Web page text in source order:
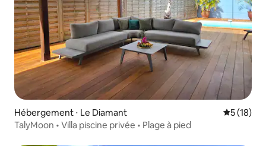
Hébergement ⋅ Le Diamant
5 (18)
TalyMoon • Villa piscine privée • Plage à pied